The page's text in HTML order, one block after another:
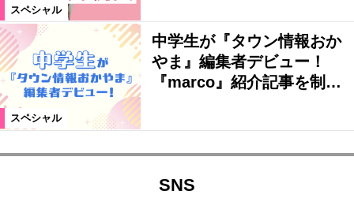
スペシャル
スペシャル
中学生が『タウン情報おか
やま』編集者デビュー！
『marco』紹介記事を制…
SNS